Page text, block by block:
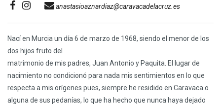
anastasioaznardiaz@caravacadelacruz.es
Nací en Murcia un día 6 de marzo de 1968, siendo el menor de los
dos hijos fruto del
matrimonio de mis padres, Juan Antonio y Paquita. El lugar de
nacimiento no condicionó para nada mis sentimientos en lo que
respecta a mis orígenes pues, siempre he residido en Caravaca o
alguna de sus pedanías, lo que ha hecho que nunca haya dejado